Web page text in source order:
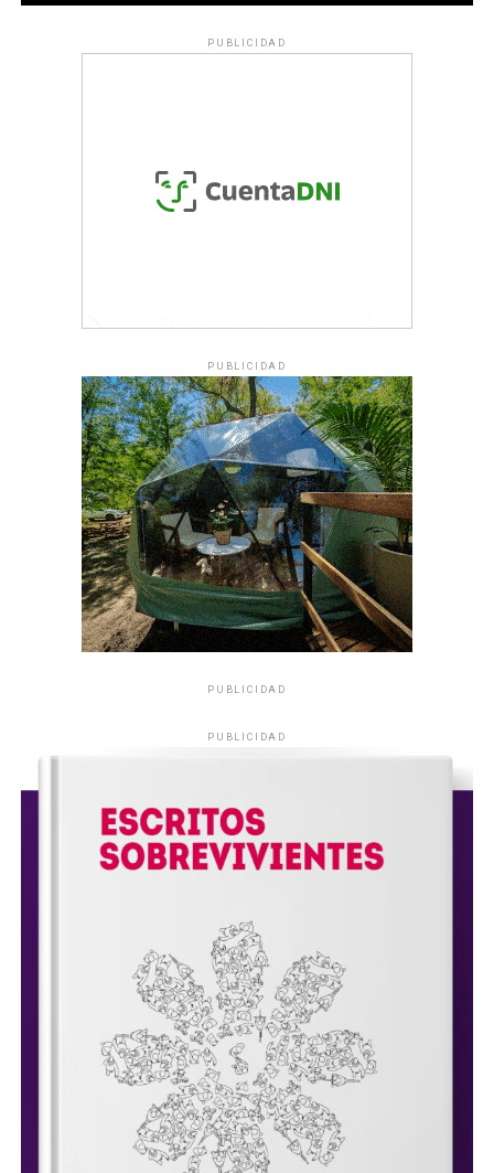
PUBLICIDAD
PUBLICIDAD
PUBLICIDAD
PUBLICIDAD